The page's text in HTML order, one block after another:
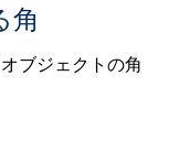
たデータの信
。
は、Tableau
角
ブジェクトの角